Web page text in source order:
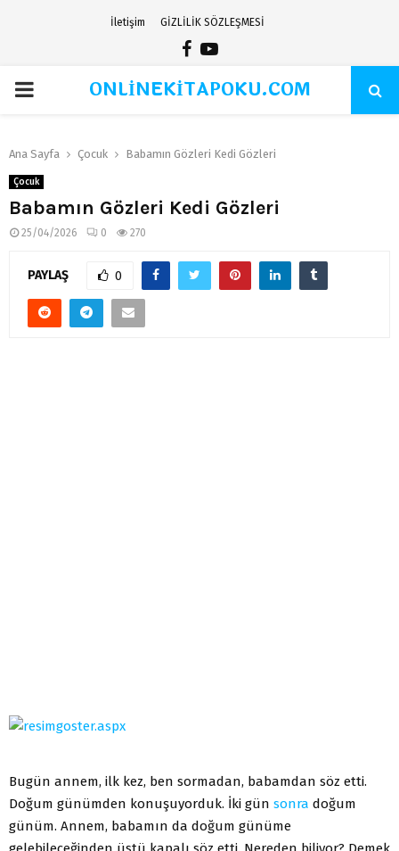
İletişim GİZLİLİK SÖZLEŞMESİ
Facebook
Youtube
PRIMARYONLİNEKİTAPOKU.COM
Ana Sayfa Çocuk Babamın Gözleri Kedi Gözleri
Çocuk
Babamın Gözleri Kedi Gözleri
25/04/2026 0 270
PAYLAŞ 0
Bugün annem, ilk kez, ben sormadan, babamdan söz etti.
Doğum günümden konuşuyorduk. İki gün sonra doğum
günüm. Annem, babamın da doğum günüme